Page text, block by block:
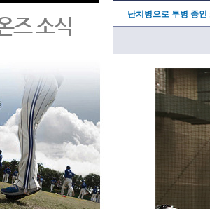
즈 소식 난치병으로 투병 중